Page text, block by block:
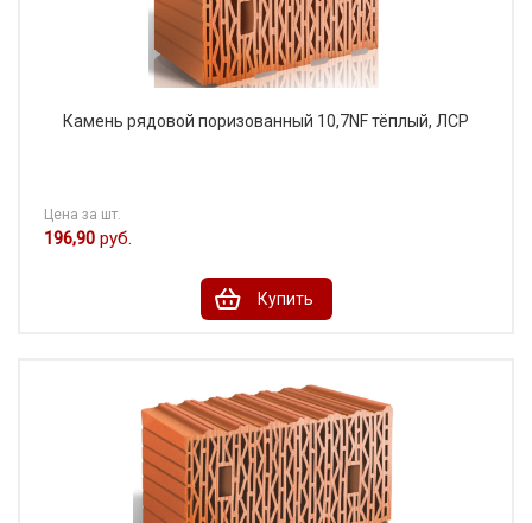
Камень рядовой поризованный 10,7NF тёплый, ЛСР
Цена за шт.
196,90 руб.
Купить